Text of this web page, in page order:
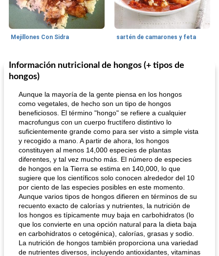
Mejillones Con Sidra sartén de camarones y feta
80min
Sopas, Guisos Y Chili
sopa de lentejas negras del chef john
Bollos
Información nutricional de hongos (+ tipos de
hongos)
Aunque la mayoría de la gente piensa en los hongos
como vegetales, de hecho son un tipo de hongos
beneficiosos. El término "hongo" se refiere a cualquier
macrofungus con un cuerpo fructífero distintivo lo
suficientemente grande como para ser visto a simple vista
y recogido a mano. A partir de ahora, los hongos
constituyen al menos 14,000 especies de plantas
diferentes, y tal vez mucho más. El número de especies
de hongos en la Tierra se estima en 140,000, lo que
sugiere que los científicos solo conocen alrededor del 10
por ciento de las especies posibles en este momento.
Aunque varios tipos de hongos difieren en términos de su
recuento exacto de calorías y nutrientes, la nutrición de
los hongos es típicamente muy baja en carbohidratos (lo
que los convierte en una opción natural para la dieta baja
en carbohidratos o cetogénica), calorías, grasas y sodio.
La nutrición de hongos también proporciona una variedad
de nutrientes diversos, incluyendo antioxidantes, vitaminas